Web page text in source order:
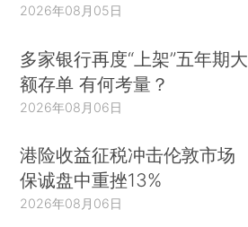
2026年08月05日
多家银行再度“上架”五年期大
额存单 有何考量？
2026年08月06日
港险收益征税冲击伦敦市场
保诚盘中重挫13%
2026年08月06日